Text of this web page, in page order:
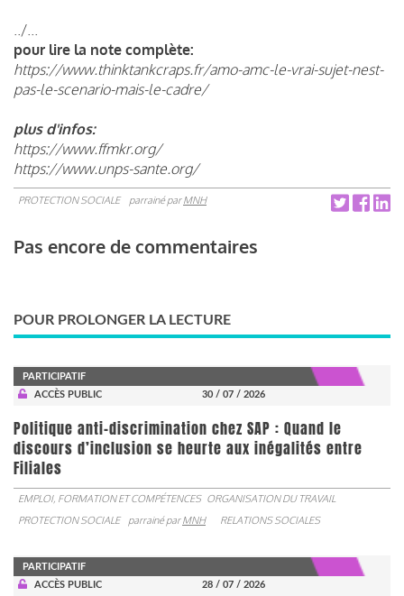
../...
pour lire la note complète:
https://www.thinktankcraps.fr/amo-amc-le-vrai-sujet-nest-
pas-le-scenario-mais-le-cadre/
plus d'infos:
https://www.ffmkr.org/
https://www.unps-sante.org/
PROTECTION SOCIALE parrainé parMNH
Pas encore de commentaires
POUR PROLONGER LA LECTURE
PARTICIPATIF
ACCÈS PUBLIC
30 / 07 / 2026
Politique anti-discrimination chez SAP : Quand le
discours d’inclusion se heurte aux inégalités entre
Filiales
EMPLOI, FORMATION ET COMPÉTENCES ORGANISATION DU TRAVAIL
PROTECTION SOCIALE
parrainé parMNH RELATIONS SOCIALES
PARTICIPATIF
ACCÈS PUBLIC
28 / 07 / 2026